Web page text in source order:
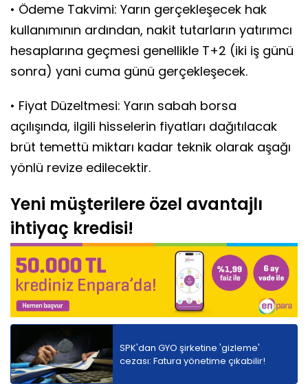
• Ödeme Takvimi: Yarın gerçekleşecek hak
kullanımının ardından, nakit tutarların yatırımcı
hesaplarına geçmesi genellikle T+2 (iki iş günü
sonra) yani cuma günü gerçekleşecek.
• Fiyat Düzeltmesi: Yarın sabah borsa
açılışında, ilgili hisselerin fiyatları dağıtılacak
brüt temettü miktarı kadar teknik olarak aşağı
yönlü revize edilecektir.
Yeni müşterilere özel avantajlı
ihtiyaç kredisi!
SPK'dan GYO şirketine 'gizleme'
cezası: Fatura yönetime çıkabilir!